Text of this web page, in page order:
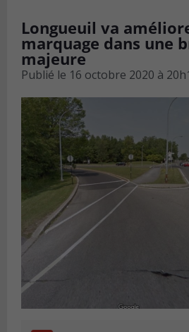
Longueuil va
marquage dans une
majeure
Publié le 16 octobre 2020 à